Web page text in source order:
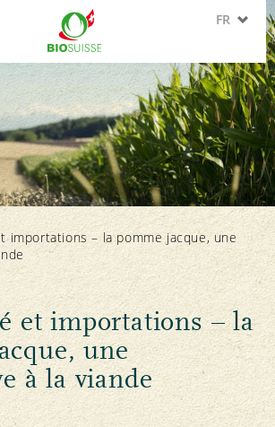
FR
IT
EN
ES
importations – la pomme jacque, une
et importations – la
une
à la viande